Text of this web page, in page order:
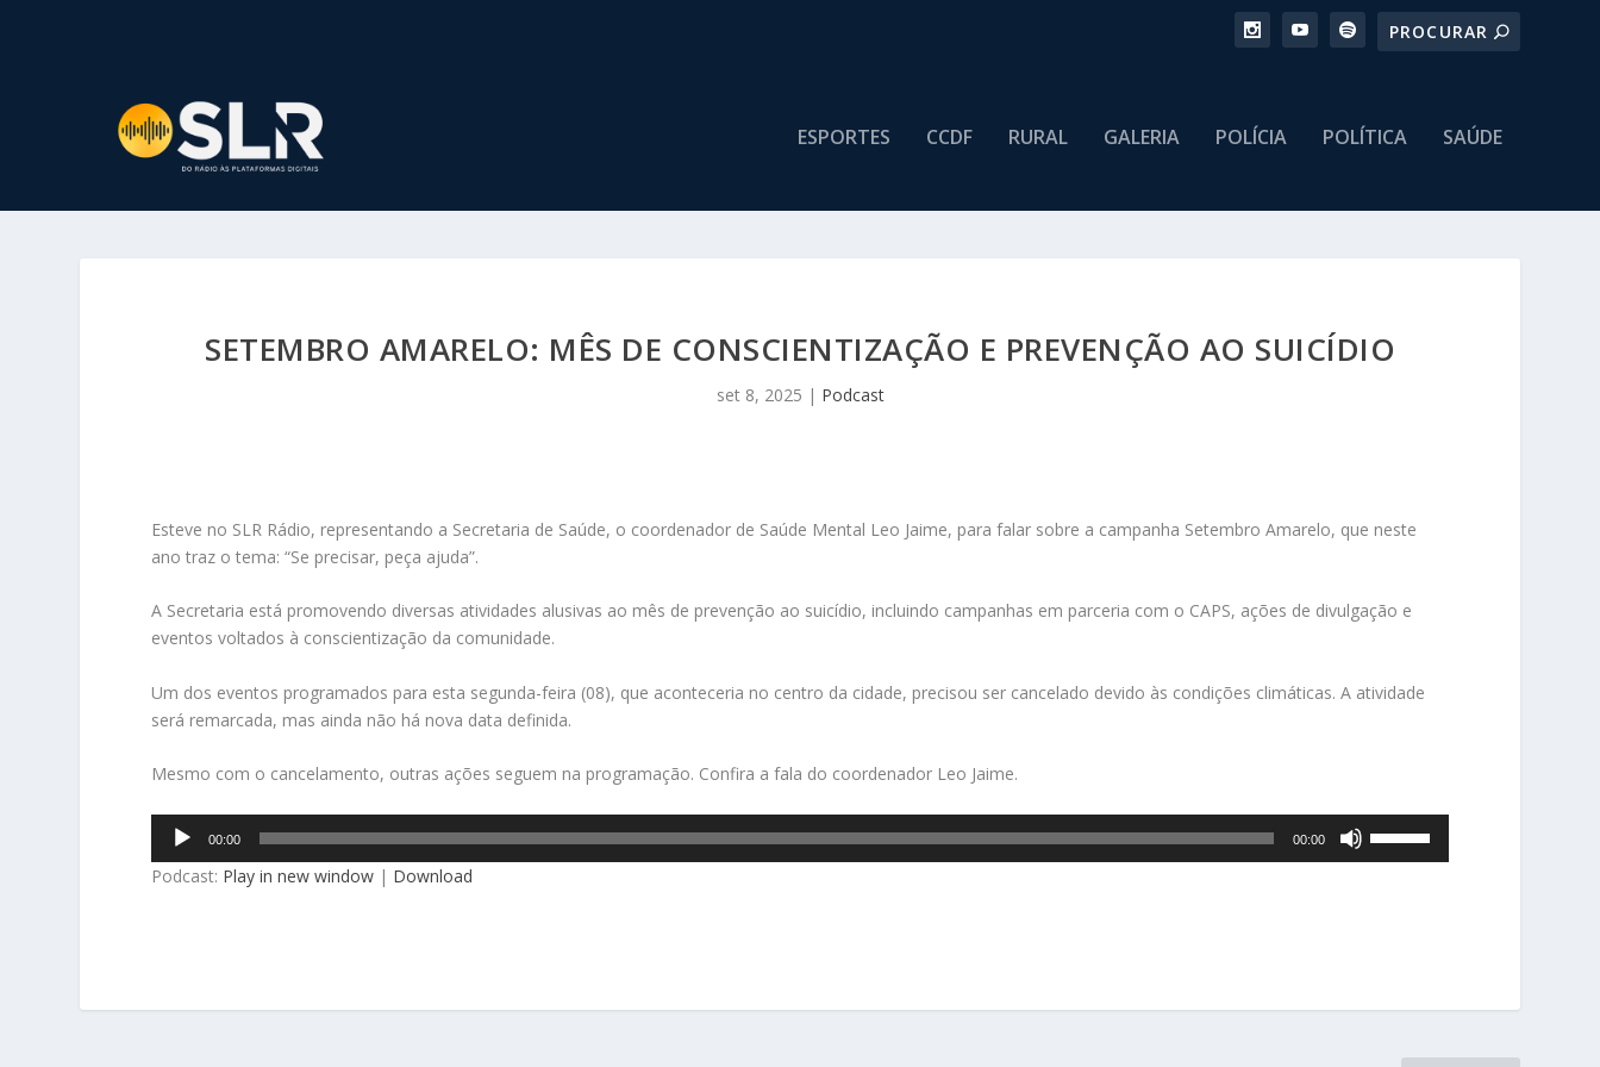
ESPORTES CCDF RURAL GALERIA POLÍCIA POLÍTICA SAÚDE
SETEMBRO AMARELO: MÊS DE CONSCIENTIZAÇÃO E PREVENÇÃO AO SUICÍDIO
set 8, 2025 | Podcast
Esteve no SLR Rádio, representando a Secretaria de Saúde, o coordenador de Saúde Mental Leo Jaime, para falar sobre a campanha Setembro Amarelo, que neste
ano traz o tema: “Se precisar, peça ajuda”.
A Secretaria está promovendo diversas atividades alusivas ao mês de prevenção ao suicídio, incluindo campanhas em parceria com o CAPS, ações de divulgação e
eventos voltados à conscientização da comunidade.
Um dos eventos programados para esta segunda-feira (08), que aconteceria no centro da cidade, precisou ser cancelado devido às condições climáticas. A atividade
será remarcada, mas ainda não há nova data definida.
Mesmo com o cancelamento, outras ações seguem na programação. Confira a fala do coordenador Leo Jaime.
Tocador
áudio
00:00 00:00
Podcast: Play in new window | Download